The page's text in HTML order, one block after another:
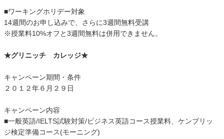
■ワーキングホリデー対象
14週間のお申し込みで、さらに3週間無料受講
※授業料10%オフと3週間無料は併用できません。
★グリニッチ カレッジ★
キャンペーン期間・条件
２０１２年６月２９日
キャンペーン内容
■一般英語/IELTS試験対策/ビジネス英語コース授業料、ケンブリッ
ジ検定準備コース(モーニング)